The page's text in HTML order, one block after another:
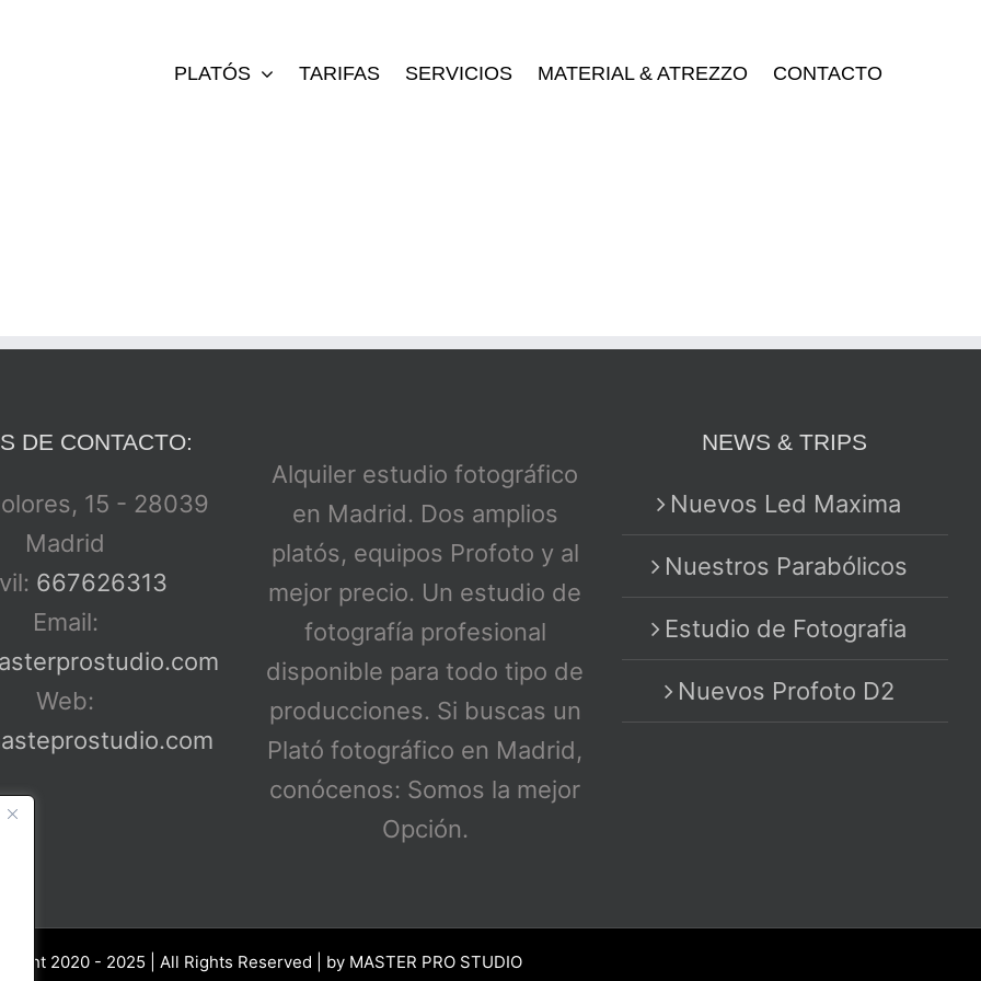
PLATÓS TARIFAS SERVICIOS MATERIAL & ATREZZO CONTACTO
DE CONTACTO:
15 - 28039
Madrid
667626313
Email:
Web:
Alquiler estudio fotográfico
en Madrid. Dos amplios
platós, equipos Profoto y al
mejor precio. Un estudio de
fotografía profesional
disponible para todo tipo de
producciones. Si buscas un
Plató fotográfico en Madrid,
conócenos: Somos la mejor
Opción.
NEWS & TRIPS
Nuevos Led Maxima
Nuestros Parabólicos
Estudio de Fotografia
Nuevos Profoto D2
2020 - 2025 | All Rights Reserved | by MASTER PRO STUDIO